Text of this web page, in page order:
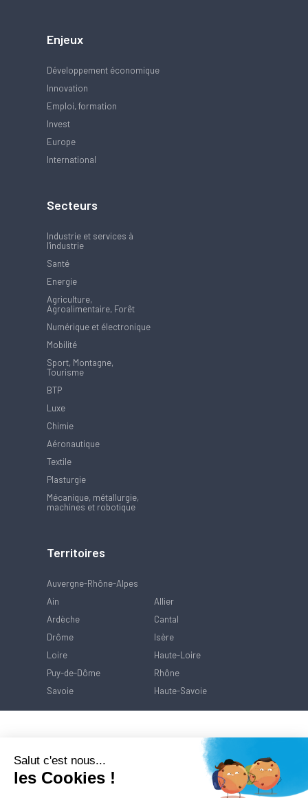
Enjeux
Développement économique
Innovation
Emploi, formation
Invest
Europe
International
Secteurs
Industrie et services à
l'industrie
Santé
Energie
Agriculture,
Agroalimentaire, Forêt
Numérique et électronique
Mobilité
Sport, Montagne,
Tourisme
BTP
Luxe
Chimie
Aéronautique
Textile
Plasturgie
Mécanique, métallurgie,
machines et robotique
Territoires
Auvergne-Rhône-Alpes
Ain
Allier
Ardèche
Cantal
Drôme
Isère
Loire
Haute-Loire
Puy-de-Dôme
Rhône
Savoie
Haute-Savoie
Salut c'est nous...
les Cookies !